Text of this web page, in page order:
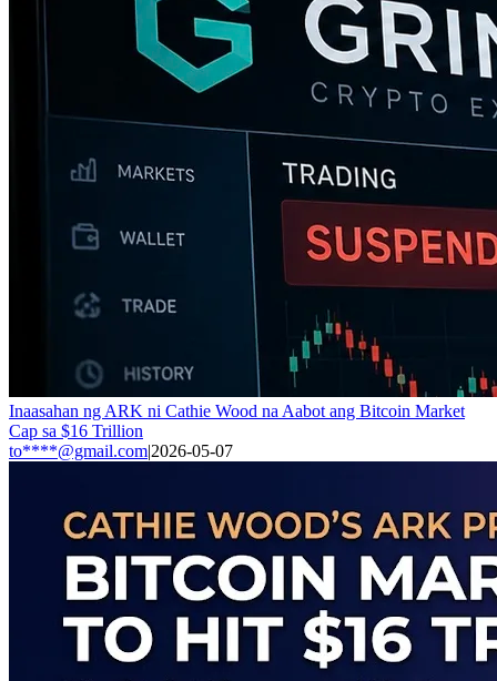
Inaasahan ng ARK ni Cathie Wood na Aabot ang Bitcoin Market
Cap sa $16 Trillion
to****@gmail.com|2026-05-07